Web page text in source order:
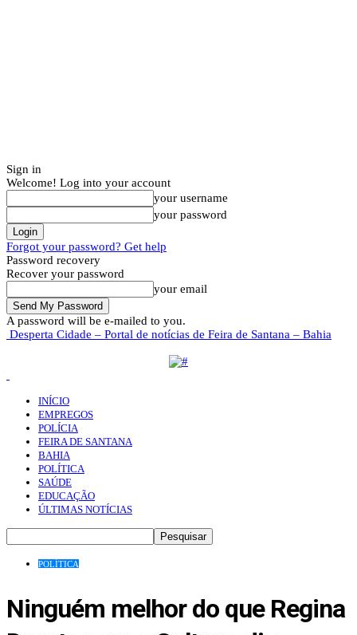
Sign in
Welcome! Log into your account
your username
your password
Forgot your password? Get help
Password recovery
Recover your password
your email
A password will be e-mailed to you.
Desperta Cidade – Portal de notícias de Feira de Santana – Bahia
INÍCIO
EMPREGOS
POLÍCIA
FEIRA DE SANTANA
BAHIA
POLÍTICA
SAÚDE
EDUCAÇÃO
ÚLTIMAS NOTÍCIAS
POLÍTICA
Ninguém melhor do que Regina